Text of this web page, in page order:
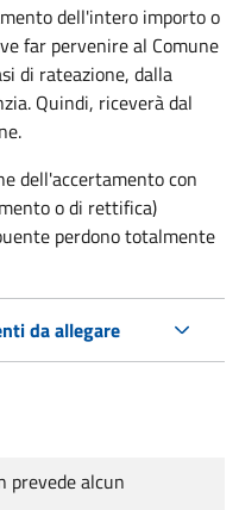
dell'intero importo o
far pervenire al Comune
di rateazione, dalla
Quindi, riceverà dal
dell'accertamento con
o di rettifica)
perdono totalmente
da allegare
prevede alcun